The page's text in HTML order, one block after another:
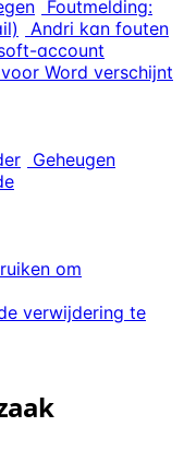
Foutmelding:
Andri kan fouten
account
Word verschijnt
Geheugen
om
verwijdering te